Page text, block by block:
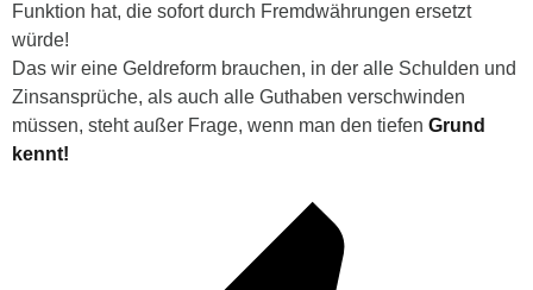
Funktion hat, die sofort durch Fremdwährungen ersetzt
würde!
Das wir eine Geldreform brauchen, in der alle Schulden und
Zinsansprüche, als auch alle Guthaben verschwinden
müssen, steht außer Frage, wenn man den tiefen Grund
kennt!